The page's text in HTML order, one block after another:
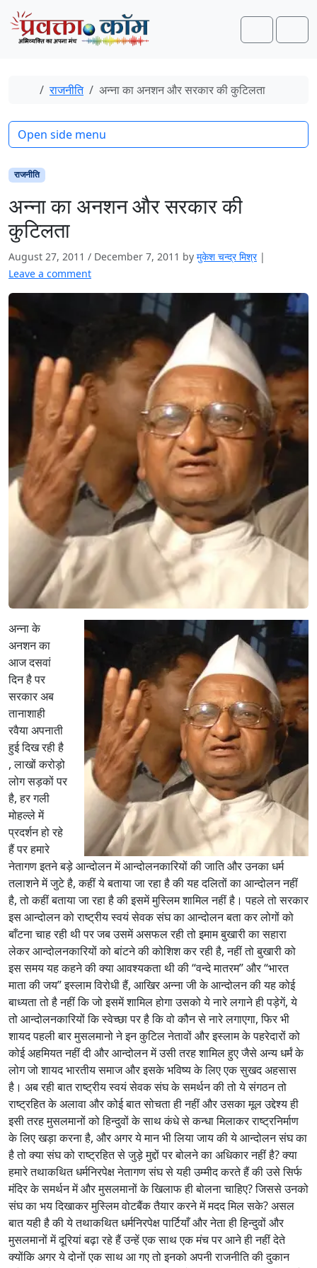
Skip to content
Skip to footer
Search
Home
राजनीति अन्ना का अनशन और सरकार की कुटिलता
राजनीति
अन्ना का अनशन और सरकार की
कुटिलता
August 27, 2011 / December 7, 2011 by मुकेश चन्‍द्र मिश्र |
Leave a comment
अन्ना के
अनशन का
आज दसवां
दिन है पर
सरकार अब
तानाशाही
रवैया अपनाती
हुई दिख रही है
, लाखों करोड़ो
लोग सड़कों पर
है, हर गली
मोहल्ले में
प्रदर्शन हो रहे
हैं पर हमारे
नेतागण इतने बड़े आन्दोलन में आन्दोलनकारियों की जाति और उनका धर्म
तलाशने में जुटे है, कहीं ये बताया जा रहा है की यह दलितों का आन्दोलन नहीं
है, तो कहीं बताया जा रहा है की इसमें मुस्लिम शामिल नहीं है। पहले तो सरकार
इस आन्दोलन को राष्ट्रीय स्वयं सेवक संघ का आन्दोलन बता कर लोगों को
बाँटना चाह रही थी पर जब उसमें असफल रही तो इमाम बुखारी का सहारा
लेकर आन्दोलनकारियों को बांटने की कोशिश कर रही है, नहीं तो बुखारी को
इस समय यह कहने की क्या आवश्यकता थी की “वन्दे मातरम” और “भारत
माता की जय” इस्लाम विरोधी हैं, आखिर अन्ना जी के आन्दोलन की यह कोई
बाध्यता तो है नहीं कि जो इसमें शामिल होगा उसको ये नारे लगाने ही पड़ेगें, ये
तो आन्दोलनकारियों कि स्वेच्छा पर है कि वो कौन से नारे लगाएगा, फिर भी
शायद पहली बार मुसलमानो ने इन कुटिल नेतावों और इस्लाम के पहरेदारों को
कोई अहमियत नहीं दी और आन्दोलन में उसी तरह शामिल हुए जैसे अन्य धर्मं के
लोग जो शायद भारतीय समाज और इसके भविष्य के लिए एक सुखद अहसास
है। अब रही बात राष्ट्रीय स्वयं सेवक संघ के समर्थन की तो ये संगठन तो
राष्ट्रहित के अलावा और कोई बात सोचता ही नहीं और उसका मूल उद्देश्य ही
इसी तरह मुसलमानों को हिन्दुवों के साथ कंधे से कन्धा मिलाकर राष्ट्रनिर्माण
के लिए खड़ा करना है, और अगर ये मान भी लिया जाय की ये आन्दोलन संघ का
है तो क्या संघ को राष्ट्रहित से जुड़े मुद्दों पर बोलने का अधिकार नहीं है? क्या
हमारे तथाकथित धर्मनिरपेक्ष नेतागण संघ से यही उम्मीद करते हैं की उसे सिर्फ
मंदिर के समर्थन में और मुसलमानों के खिलाफ ही बोलना चाहिए? जिससे उनको
संघ का भय दिखाकर मुस्लिम वोटबैंक तैयार करने में मदद मिल सके? असल
बात यही है की ये तथाकथित धर्मनिरपेक्ष पार्टियाँ और नेता ही हिन्दुवों और
मुसलमानों में दूरियां बढ़ा रहे हैं उन्हें एक साथ एक मंच पर आने ही नहीं देते
क्योंकि अगर ये दोनों एक साथ आ गए तो इनको अपनी राजनीति की दुकान
Open side menu